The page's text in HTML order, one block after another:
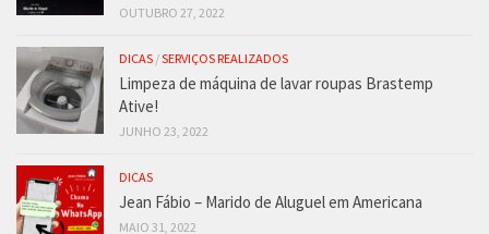
OUTUBRO 27, 2022
DICAS /SERVIÇOS REALIZADOS
Limpeza de máquina de lavar roupas Brastemp
Ative!
JUNHO 23, 2022
DICAS
Jean Fábio – Marido de Aluguel em Americana
MAIO 31, 2022